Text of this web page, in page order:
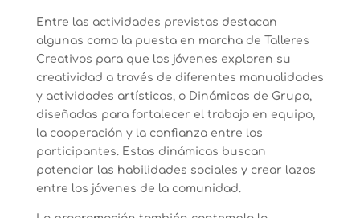
Entre las actividades previstas destacan
algunas como la puesta en marcha de Talleres
Creativos para que los jóvenes exploren su
creatividad a través de diferentes manualidades
y actividades artísticas, o Dinámicas de Grupo,
diseñadas para fortalecer el trabajo en equipo,
la cooperación y la confianza entre los
participantes. Estas dinámicas buscan
potenciar las habilidades sociales y crear lazos
entre los jóvenes de la comunidad.